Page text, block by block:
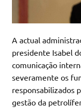
A actual
presidente Isabel
comunicação
severamente os
responsabilizados
gestão da